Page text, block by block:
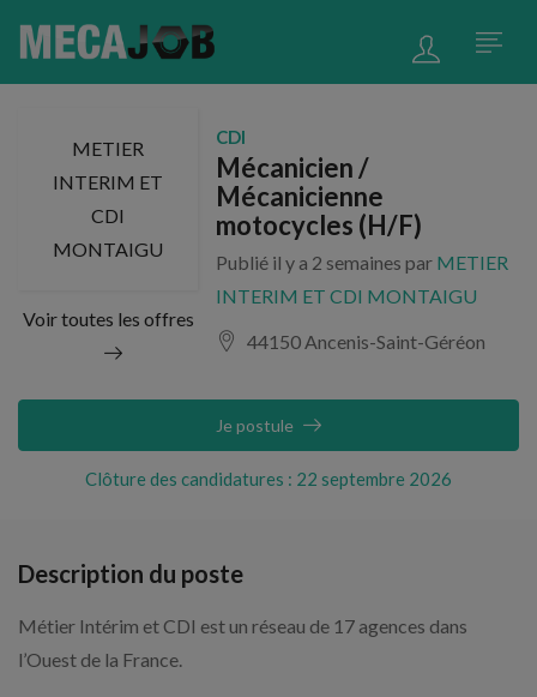
METIER
INTERIM ET
CDI
MONTAIGU
Voir toutes les offres
CDI
Mécanicien /
Mécanicienne
motocycles (H/F)
Publié il y a 2 semaines par METIER
INTERIM ET CDI MONTAIGU
44150 Ancenis-Saint-Géréon
Clôture des candidatures : 22 septembre 2026
Je postule
Description du poste
Métier Intérim et CDI est un réseau de 17 agences dans
l’Ouest de la France.